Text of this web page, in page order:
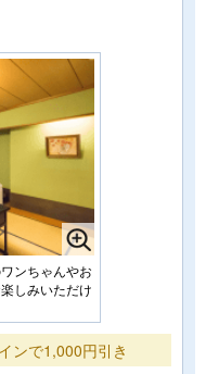
ンちゃんやお
しみいただけ
ンで1,000円引き